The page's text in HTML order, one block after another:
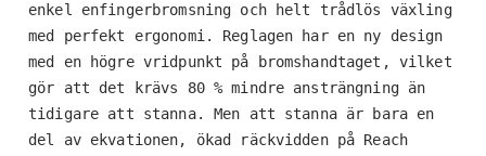
enkel enfingerbromsning och helt trådlös växling
med perfekt ergonomi. Reglagen har en ny design
med en högre vridpunkt på bromshandtaget, vilket
gör att det krävs 80 % mindre ansträngning än
tidigare att stanna. Men att stanna är bara en
del av ekvationen, ökad räckvidden på Reach